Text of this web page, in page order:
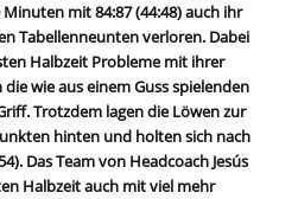
mit 84:87 (44:48) auch ihr
Tabellenneunten verloren. Dabei
Halbzeit Probleme mit ihrer
wie aus einem Guss spielenden
Trotzdem lagen die Löwen zur
hinten und holten sich nach
Das Team von Headcoach Jesús
Halbzeit auch mit viel mehr